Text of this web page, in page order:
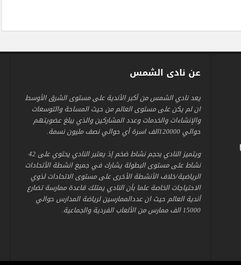
عن نادى الشمس
يعد نادي الشمس من أكبر الأندية على مستوى الشرق الأوسط
ان لم يكن على مستوى العالم من حيث المساحة والتوسعات
والإنشاءات والخدمات وعدد المشاركين والذي يبلغ عضويتهم
حوالي 120000الف اسرة أي حوالي نصف مليون نسمة.
ويتميز النادي بحجم نشاط ضخم إذ يعتبر النادي يحتوي على 42
نشاط على مستوى البطولة يشارك في جميع انشطة الأتحادات
الرياضية/خلاف الأنشطة الأخرى على مستوى الاتحادات لذوي
الاحتياجات الخاصة علما بأن النادي يمتلك قاعدة ممارسة تضارع
أندية العالم حيث ان عددالممارسين لرياضة المدارس حوالي
15000 الف ممارس من الألعاب الفردية والجماعية.